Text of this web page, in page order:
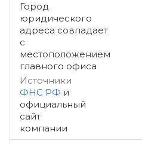
Город
юридического
адреса совпадает
с
местоположением
главного офиса
Источники
ФНС РФ и
официальный
сайт
компании